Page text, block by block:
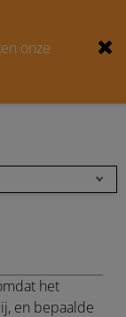
onze
het
en bepaalde